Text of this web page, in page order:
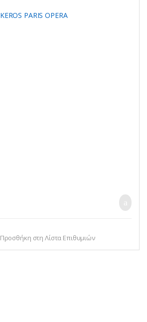
Προσθήκη στη Λίστα Επιθυμιών